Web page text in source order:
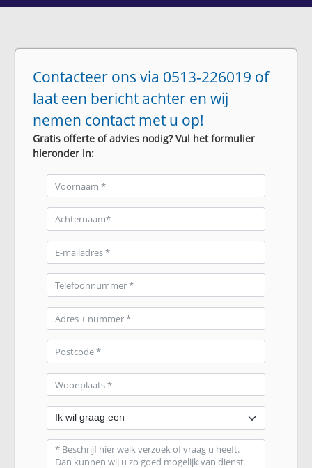
Contacteer ons via 0513-226019 of
laat een bericht achter en wij
nemen contact met u op!
Gratis offerte of advies nodig? Vul het formulier
hieronder in: